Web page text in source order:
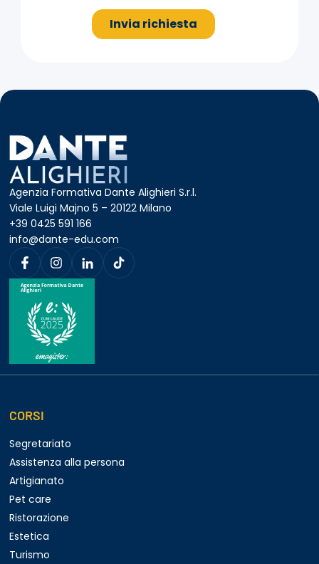
Agenzia Formativa Dante Alighieri S.r.l.
Viale Luigi Majno 5 – 20122 Milano
+39 0425 591 166
info@dante-edu.com
CORSI
Segretariato
Assistenza alla persona
Artigianato
Pet care
Ristorazione
Estetica
Turismo